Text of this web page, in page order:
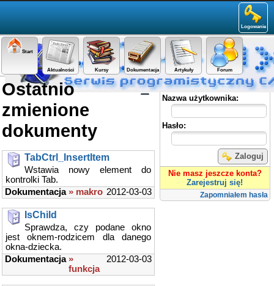
Logowanie
Start
Aktualności Kursy Dokumentacja Artykuły Forum
Panel użytkownika
Nazwa użytkownika:
Hasło:
Zaloguj
Nie masz jeszcze konta?
Zarejestruj się!
Zapomniałem hasła
Ostatnio
zmienione
dokumenty
TabCtrl_InsertItem
Wstawia nowy element do
kontrolki Tab.
2012-03-03
Dokumentacja » makro
IsChild
Sprawdza, czy podane okno
jest oknem-rodzicem dla danego
okna-dziecka.
2012-03-03
Dokumentacja »
funkcja